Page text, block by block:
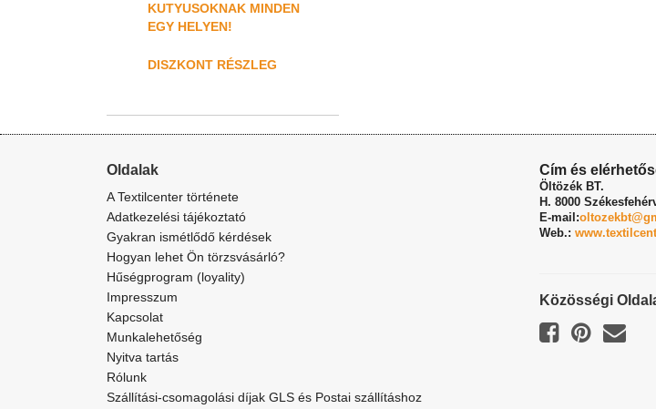
KUTYUSOKNAK MINDEN
EGY HELYEN!
DISZKONT RÉSZLEG
Oldalak
A Textilcenter története
Adatkezelési tájékoztató
Gyakran ismétlődő kérdések
Hogyan lehet Ön törzsvásárló?
Hűségprogram (loyality)
Impresszum
Kapcsolat
Munkalehetőség
Nyitva tartás
Rólunk
Szállítási-csomagolási díjak GLS és Postai szállításhoz
Cím és
Öltözék BT.
H. 8000
E-mail:
Web.:
Közösségi